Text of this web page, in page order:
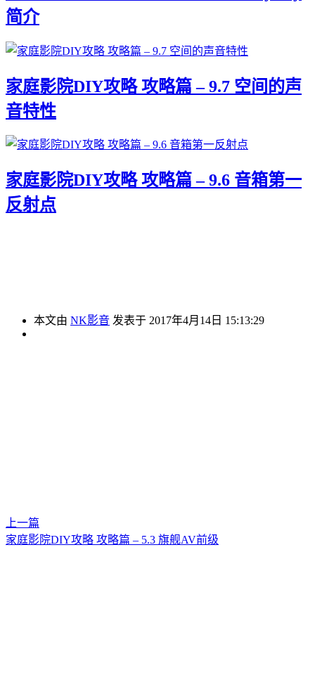
简介
家庭影院DIY攻略 攻略篇 – 9.7 空间的声
音特性
家庭影院DIY攻略 攻略篇 – 9.6 音箱第一
反射点
本文由 NK影音 发表于 2017年4月14日 15:13:29
上一篇
家庭影院DIY攻略 攻略篇 – 5.3 旗舰AV前级